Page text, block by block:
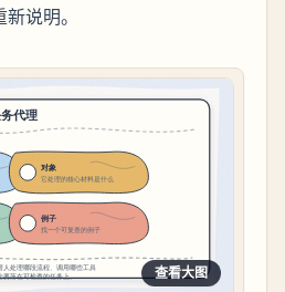
说明。
查看大图